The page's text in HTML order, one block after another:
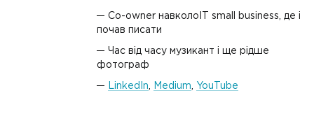
Co-owner навколоІТ small business, де і
почав писати
Час від часу музикант і ще рідше
фотограф
LinkedIn Medium YouTube